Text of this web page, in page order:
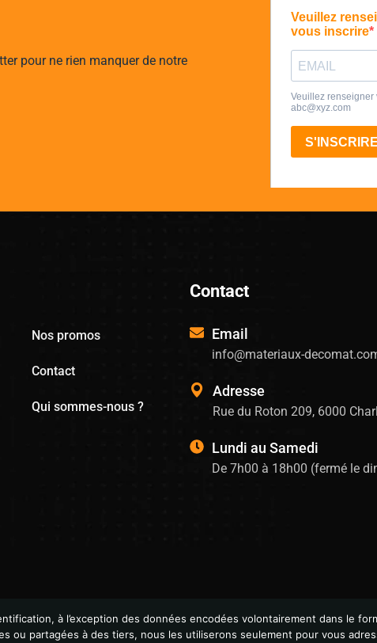
pour ne rien manquer de notre
Nos promos
Contact
Qui sommes-nous ?
Contact
Email
info@materiaux-
Adresse
Rue du Roton 209, 6000
Lundi au Samedi
De 7h00 à 18h00 (fermé le
à l’exception des données encodées volontairement dans le
ou partagées à des tiers, nous les utiliserons seulement pour vous